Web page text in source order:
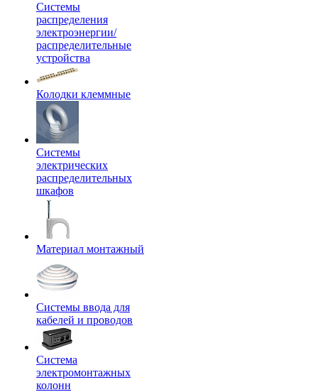
Системы
распределения
электроэнергии/
распределительные
устройства
Колодки клеммные
Системы
электрических
распределительных
шкафов
Материал монтажный
Системы ввода для
кабелей и проводов
Система
электромонтажных
колонн